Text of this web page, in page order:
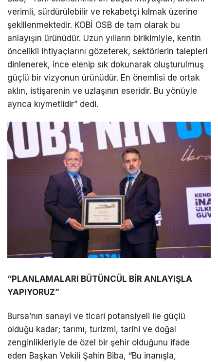
verimli, sürdürülebilir ve rekabetçi kılmak üzerine
şekillenmektedir. KOBİ OSB de tam olarak bu
anlayışın ürünüdür. Uzun yılların birikimiyle, kentin
öncelikli ihtiyaçlarını gözeterek, sektörlerin talepleri
dinlenerek, ince elenip sık dokunarak oluşturulmuş
güçlü bir vizyonun ürünüdür. En önemlisi de ortak
aklın, istişarenin ve uzlaşının eseridir. Bu yönüyle
ayrıca kıymetlidir” dedi.
“PLANLAMALARI BÜTÜNCÜL BİR ANLAYIŞLA
YAPIYORUZ”
Bursa’nın sanayi ve ticari potansiyeli ile güçlü
olduğu kadar; tarımı, turizmi, tarihi ve doğal
zenginlikleriyle de özel bir şehir olduğunu ifade
eden Başkan Vekili Şahin Biba, “Bu inanışla,